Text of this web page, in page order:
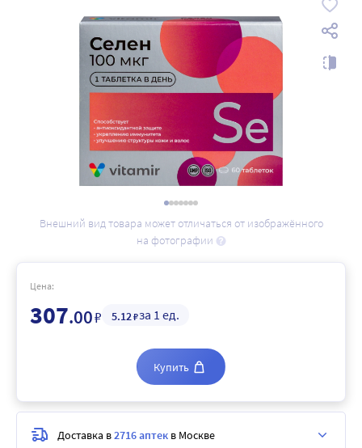
Внешний вид товара может отличаться от изображённого
на фотографии
Цена:
307.00₽ 5.12₽за 1 ед.
Купить
Доставка в2716 аптек в Москве